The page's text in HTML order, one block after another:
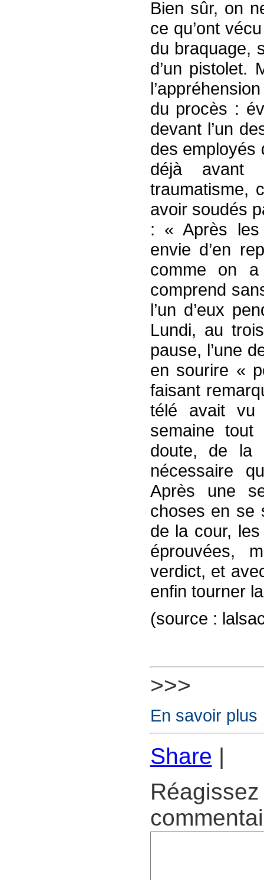
Bien sûr, on
ce qu’ont
du braquage,
d’un pistolet.
du procès :
devant l’un
des employés
déjà avant
traumatisme,
avoir soudés
: « Après les
envie d’en
comme on
comprend
l’un d’eux
Lundi, au
pause, l’une
en sourire «
faisant
télé avait vu
semaine
doute, de la
nécessaire
Après une
choses en se
de la cour,
éprouvées,
verdict, et
enfin tourner
(source :
>>>
En savoir plus
Share |